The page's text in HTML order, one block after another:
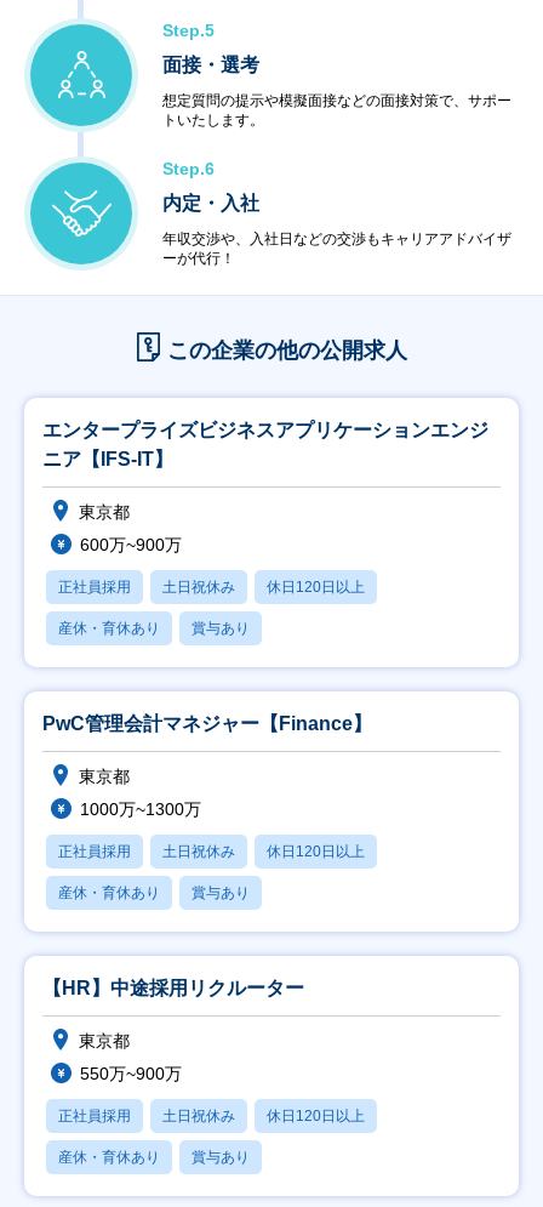
Step.5
面接・選考
想定質問の提示や模擬面接などの面接対策で、サポー
トいたします。
Step.6
内定・入社
年収交渉や、入社日などの交渉もキャリアアドバイザ
ーが代行！
この企業の他の公開求人
エンタープライズビジネスアプリケーションエンジ
ニア【IFS-IT】
東京都
600万~900万
正社員採用 土日祝休み 休日120日以上
産休・育休あり 賞与あり
PwC管理会計マネジャー【Finance】
東京都
1000万~1300万
正社員採用 土日祝休み 休日120日以上
産休・育休あり 賞与あり
【HR】中途採用リクルーター
東京都
550万~900万
正社員採用 土日祝休み 休日120日以上
産休・育休あり 賞与あり